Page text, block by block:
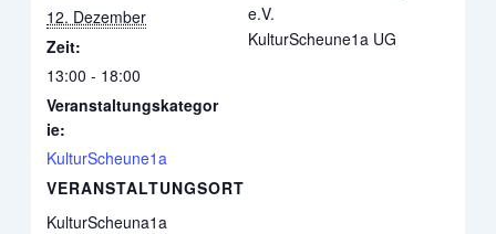
12. Dezember
Zeit:
13:00 - 18:00
Veranstaltungskategor
ie:
KulturScheune1a
VERANSTALTUNGSORT
KulturScheuna1a
e.V.
KulturScheune1a UG